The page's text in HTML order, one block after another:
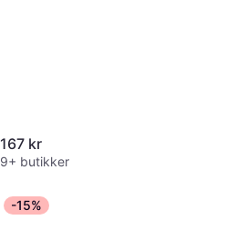
167 kr
9+ butikker
-15%